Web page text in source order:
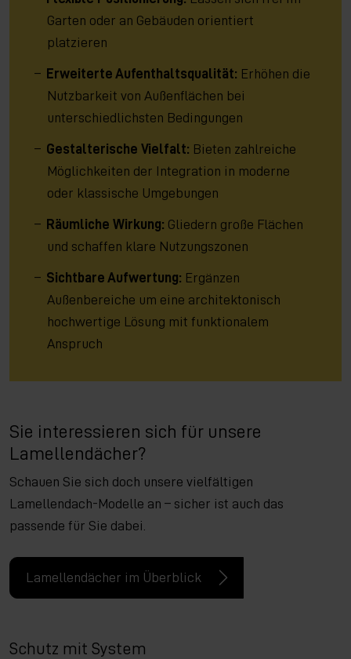
Garten oder an Gebäuden orientiert
platzieren
Erweiterte Aufenthaltsqualität: Erhöhen die
Nutzbarkeit von Außenflächen bei
unterschiedlichsten Bedingungen
Gestalterische Vielfalt: Bieten zahlreiche
Möglichkeiten der Integration in moderne
oder klassische Umgebungen
Räumliche Wirkung: Gliedern große Flächen
und schaffen klare Nutzungszonen
Sichtbare Aufwertung: Ergänzen
Außenbereiche um eine architektonisch
hochwertige Lösung mit funktionalem
Anspruch
Sie interessieren sich für unsere
Lamellendächer?
Schauen Sie sich doch unsere vielfältigen
Lamellendach-Modelle an – sicher ist auch das
passende für Sie dabei.
Lamellendächer im Überblick
Schutz mit System